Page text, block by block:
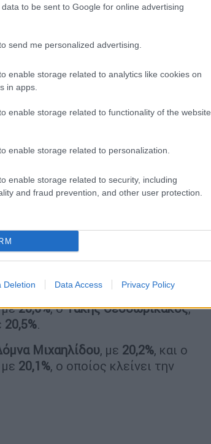
to be sent to Google for online advertising
send me personalized advertising.
enable storage related to analytics like cookies on
in apps.
enable storage related to functionality of the website
enable storage related to personalization.
enable storage related to security, including
and fraud prevention, and other user protection.
Deletion Data Access Privacy Policy
των υπουργών και
γνώμησυμπληρώνουν ηΌλγα
με20,6%, οΤάκης Θεοδωρικάκος,
20,5%.
Μιχαηλίδου, με 20,2%, και ο
με 20,1%, ο οποίος κλείνει την